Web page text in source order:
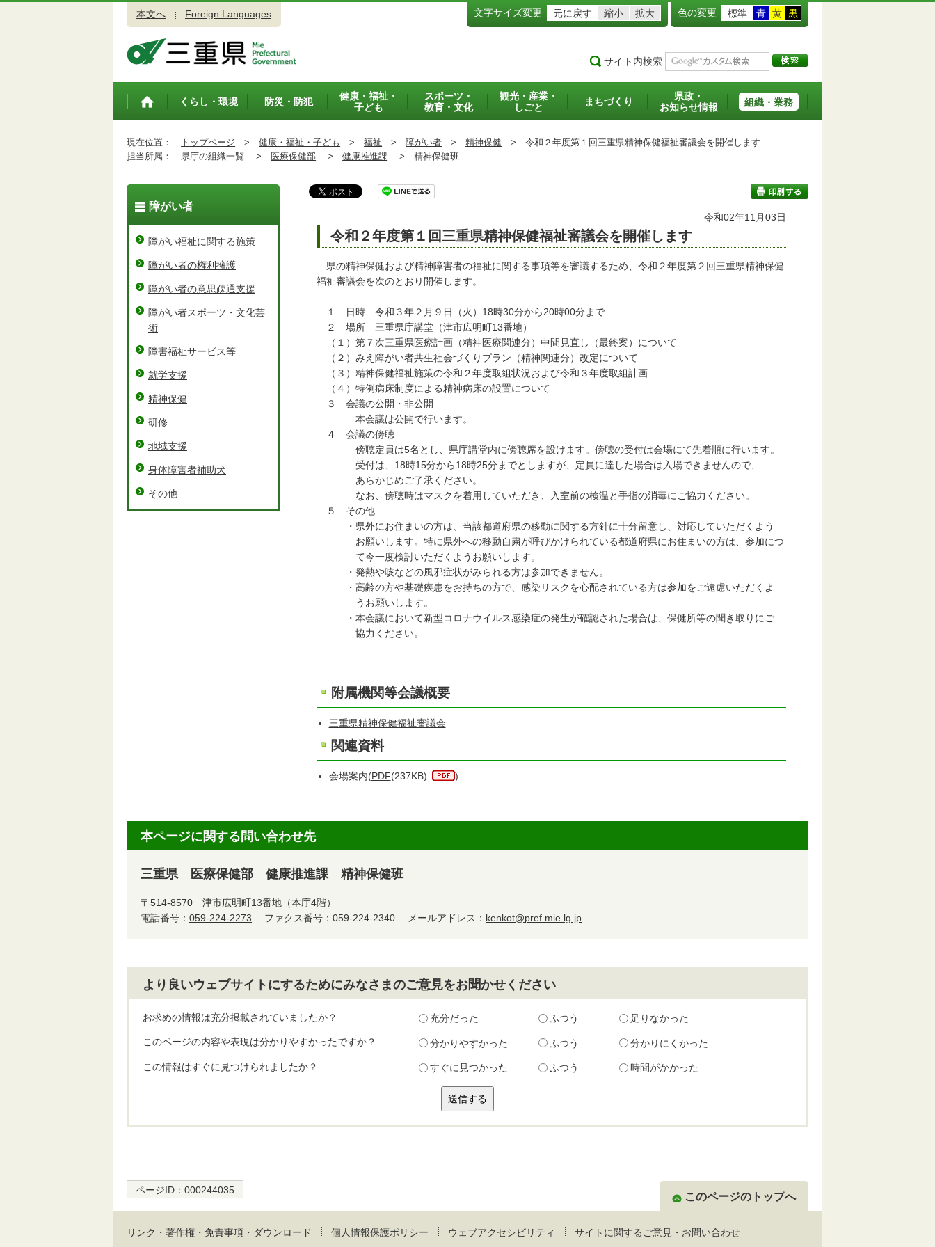
本文へ Foreign Languages 文字サイズ変更 元に戻す 縮小 拡大 色の変更 標準 青 黄 黒
サイト内検索
トップペ
くらし・環境 防災・防犯
健康・福祉・
子ども
スポーツ・
教育・文化
観光・産業・
しごと
まちづくり
県政・
お知らせ情報
組織・業務
現在位置： トップページ > 健康・福祉・子ども > 福祉 > 障がい者 > 精神保健 > 令和２年度第１回三重県精神保健福祉審議会を開催します
担当所属：
県庁の組織一覧 > 医療保健部 > 健康推進課 > 精神保健班
印刷する
令和02年11月03日
令和２年度第１回三重県精神保健福祉審議会を開催します
県の精神保健および精神障害者の福祉に関する事項等を審議するため、令和２年度第２回三重県精神保健
福祉審議会を次のとおり開催します。
１ 日時 令和３年２月９日（火）18時30分から20時00分まで
２ 場所 三重県庁講堂（津市広明町13番地）
（１）第７次三重県医療計画（精神医療関連分）中間見直し（最終案）について
（２）みえ障がい者共生社会づくりプラン（精神関連分）改定について
（３）精神保健福祉施策の令和２年度取組状況および令和３年度取組計画
（４）特例病床制度による精神病床の設置について
３ 会議の公開・非公開
本会議は公開で行います。
４ 会議の傍聴
傍聴定員は5名とし、県庁講堂内に傍聴席を設けます。傍聴の受付は会場にて先着順に行います。
受付は、18時15分から18時25分までとしますが、定員に達した場合は入場できませんので、
あらかじめご了承ください。
なお、傍聴時はマスクを着用していただき、入室前の検温と手指の消毒にご協力ください。
５ その他
・県外にお住まいの方は、当該都道府県の移動に関する方針に十分留意し、対応していただくよう
お願いします。特に県外への移動自粛が呼びかけられている都道府県にお住まいの方は、参加につ
て今一度検討いただくようお願いします。
・発熱や咳などの風邪症状がみられる方は参加できません。
・高齢の方や基礎疾患をお持ちの方で、感染リスクを心配されている方は参加をご遠慮いただくよ
うお願いします。
・本会議において新型コロナウイルス感染症の発生が確認された場合は、保健所等の聞き取りにご
協力ください。
附属機関等会議概要
三重県精神保健福祉審議会
関連資料
会場案内(PDF(237KB) )
障がい者
障がい福祉に関する施策
障がい者の権利擁護
障がい者の意思疎通支援
障がい者スポーツ・文化芸
術
障害福祉サービス等
就労支援
精神保健
研修
地域支援
身体障害者補助犬
その他
本ページに関する問い合わせ先
三重県 医療保健部 健康推進課 精神保健班
〒514-8570 津市広明町13番地（本庁4階）
電話番号： 059-224-2273 ファクス番号：059-224-2340 メールアドレス： kenkot@pref.mie.lg.jp
より良いウェブサイトにするためにみなさまのご意見をお聞かせください
お求めの情報は充分掲載されていましたか？ 充分だった ふつう 足りなかった
このページの内容や表現は分かりやすかったですか？ 分かりやすかった ふつう 分かりにくかった
この情報はすぐに見つけられましたか？ すぐに見つかった ふつう 時間がかかった
ページID： 000244035
このページのトップへ
リンク・著作権・免責事項・ダウンロード 個人情報保護ポリシー ウェブアクセシビリティ サイトに関するご意見・お問い合わせ